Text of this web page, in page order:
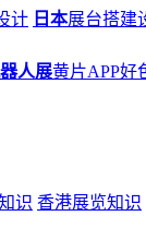
计 日本展台搭建
人展黄片APP好
识 香港展览知识